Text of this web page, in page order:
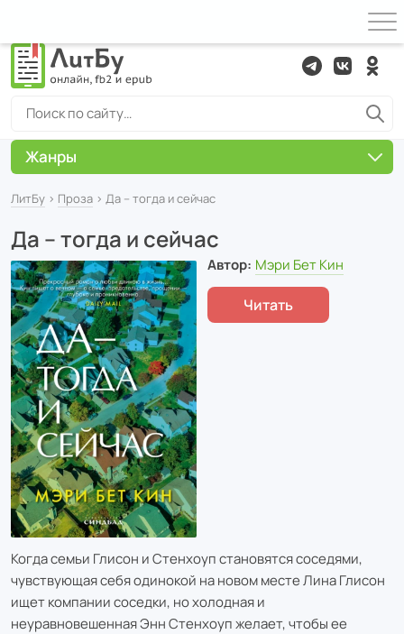
ЛитБу › Проза › Да – тогда и сейчас
Да – тогда и сейчас
Автор: Мэри Бет Кин
Читать
Когда семьи Глисон и Стенхоуп становятся соседями,
чувствующая себя одинокой на новом месте Лина Глисон
ищет компании соседки, но холодная и
неуравновешенная Энн Стенхоуп желает, чтобы ее
Жанры